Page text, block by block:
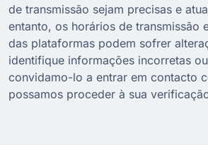
de transmissão sejam precisas e
entanto, os horários de transmissão
das plataformas podem sofrer
identifique informações incorretas
convidamo-lo a entrar em contacto
possamos proceder à sua